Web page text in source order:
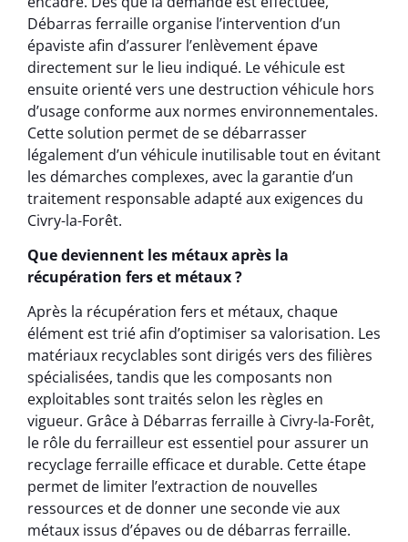
Débarras ferraille organise l’intervention d’un
épaviste afin d’assurer l’enlèvement épave
directement sur le lieu indiqué. Le véhicule est
ensuite orienté vers une destruction véhicule hors
d’usage conforme aux normes environnementales.
Cette solution permet de se débarrasser
légalement d’un véhicule inutilisable tout en évitant
les démarches complexes, avec la garantie d’un
traitement responsable adapté aux exigences du
Civry-la-Forêt.
Que deviennent les métaux après la
récupération fers et métaux ?
Après la récupération fers et métaux, chaque
élément est trié afin d’optimiser sa valorisation. Les
matériaux recyclables sont dirigés vers des filières
spécialisées, tandis que les composants non
exploitables sont traités selon les règles en
vigueur. Grâce à Débarras ferraille à Civry-la-Forêt,
le rôle du ferrailleur est essentiel pour assurer un
recyclage ferraille efficace et durable. Cette étape
permet de limiter l’extraction de nouvelles
ressources et de donner une seconde vie aux
métaux issus d’épaves ou de débarras ferraille.